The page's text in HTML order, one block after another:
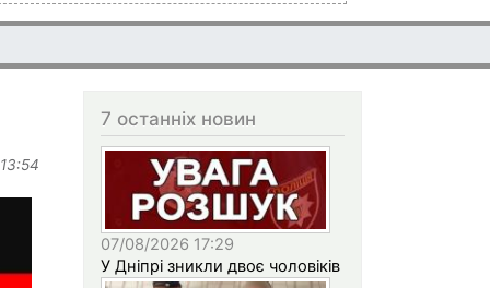
7 останніх новин
07/08/2026 17:29
У Дніпрі зникли двоє чоловіків